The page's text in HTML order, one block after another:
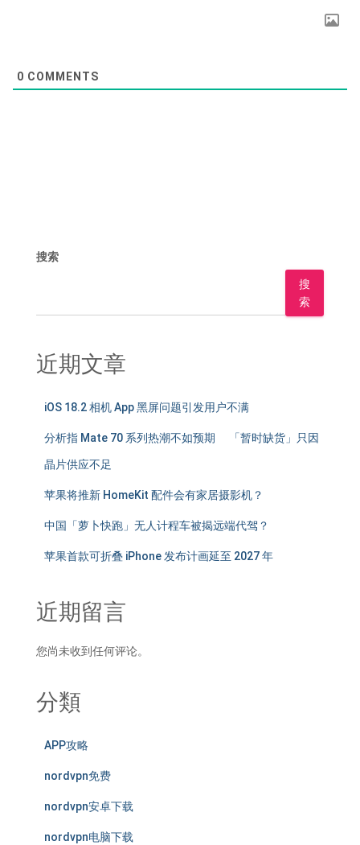
0 COMMENTS
搜索
搜
索
近期文章
iOS 18.2 相机 App 黑屏问题引发用户不满
分析指 Mate 70 系列热潮不如预期 「暂时缺货」只因
晶片供应不足
苹果将推新 HomeKit 配件会有家居摄影机？
中国「萝卜快跑」无人计程车被揭远端代驾？
苹果首款可折叠 iPhone 发布计画延至 2027 年
近期留言
您尚未收到任何评论。
分類
APP攻略
nordvpn免费
nordvpn安卓下载
nordvpn电脑下载